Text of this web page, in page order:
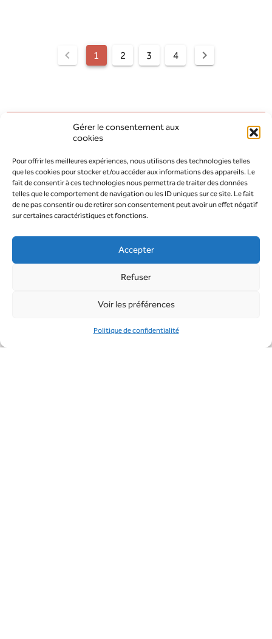
Gérer le consentement aux
cookies
Pour offrir les meilleures expériences, nous utilisons des technologies telles
que les cookies pour stocker et/ou accéder aux informations des appareils. Le
fait de consentir à ces technologies nous permettra de traiter des données
telles que le comportement de navigation ou les ID uniques sur ce site. Le fait
de ne pas consentir ou de retirer son consentement peut avoir un effet négatif
sur certaines caractéristiques et fonctions.
Accepter
Refuser
Voir les préférences
Politique de confidentialité
1 2 3 4
JUILLET 2026 SEPTEMBRE 2026